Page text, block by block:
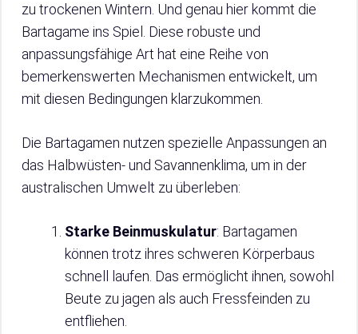
zu trockenen Wintern. Und genau hier kommt die
Bartagame ins Spiel. Diese robuste und
anpassungsfähige Art hat eine Reihe von
bemerkenswerten Mechanismen entwickelt, um
mit diesen Bedingungen klarzukommen.
Die Bartagamen nutzen spezielle Anpassungen an
das Halbwüsten- und Savannenklima, um in der
australischen Umwelt zu überleben:
Starke Beinmuskulatur: Bartagamen
können trotz ihres schweren Körperbaus
schnell laufen. Das ermöglicht ihnen, sowohl
Beute zu jagen als auch Fressfeinden zu
entfliehen.